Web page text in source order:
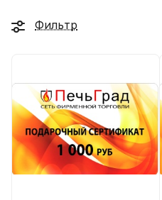
Фильтр